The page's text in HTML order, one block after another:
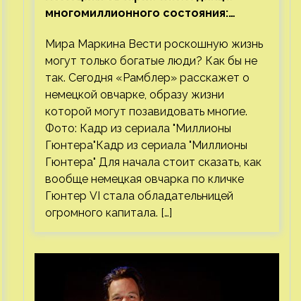
многомиллионного состояния:
Мира Маркина Вести роскошную жизнь
могут только богатые люди? Как бы не
так. Сегодня «Рамблер» расскажет о
немецкой овчарке, образу жизни
которой могут позавидовать многие.
Фото: Кадр из сериала "Миллионы
Гюнтера"Кадр из сериала "Миллионы
Гюнтера" Для начала стоит сказать, как
вообще немецкая овчарка по кличке
Гюнтер VI стала обладательницей
огромного капитала. […]